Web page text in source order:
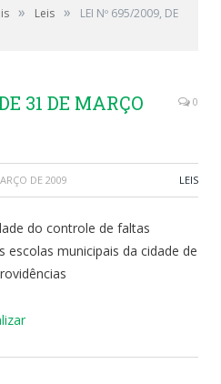
» Leis »
LEI Nº 695/2009, DE
31 DE MARÇO
0
DE 2009 LEIS
do controle de faltas
escolas municipais da cidade de